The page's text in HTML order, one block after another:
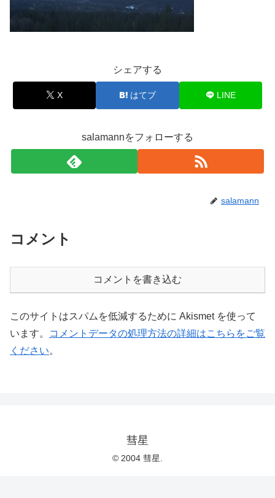
シェアする
X はてブ LINE
salamannをフォローする
salamann
コメント
コメントを書き込む
このサイトはスパムを低減するために Akismet を使って
います。
コメントデータの処理方法の詳細はこちらをご覧
ください。
彗星
© 2004 彗星.